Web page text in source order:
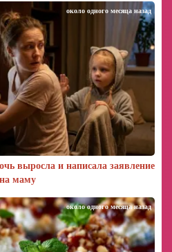
выросла и написала заявление
на маму
около одного месяца назад
около одного месяца назад